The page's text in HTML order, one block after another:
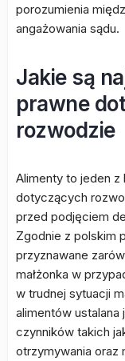
porozumienia
angażowania sądu.
Jakie są
prawne
rozwodzie
Alimenty to jeden
dotyczących
przed podjęciem
Zgodnie z polskim
przyznawane
małżonka w
w trudnej sytuacji
alimentów
czynników takich
otrzymywania